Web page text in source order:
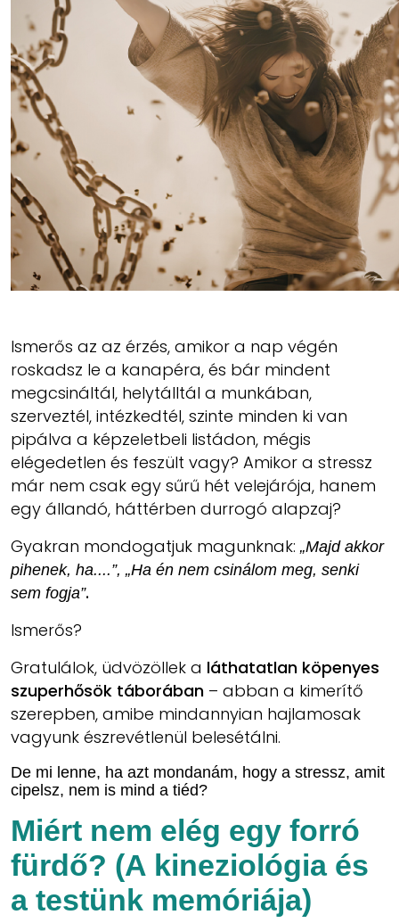
Ismerős az az érzés, amikor a nap végén
roskadsz le a kanapéra, és bár mindent
megcsináltál, helytálltál a munkában,
szerveztél, intézkedtél, szinte minden ki van
pipálva a képzeletbeli listádon, mégis
elégedetlen és feszült vagy? Amikor a stressz
már nem csak egy sűrű hét velejárója, hanem
egy állandó, háttérben durrogó alapzaj?
Gyakran mondogatjuk magunknak: „Majd akkor
pihenek, ha....”, „Ha én nem csinálom meg, senki
sem fogja”.
Ismerős?
Gratulálok, üdvözöllek a láthatatlan köpenyes
szuperhősök táborában – abban a kimerítő
szerepben, amibe mindannyian hajlamosak
vagyunk észrevétlenül belesétálni.
De mi lenne, ha azt mondanám, hogy a stressz, amit
cipelsz, nem is mind a tiéd?
Miért nem elég egy forró
fürdő? (A kineziológia és
a testünk memóriája)